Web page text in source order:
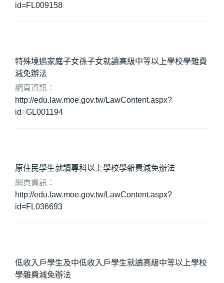
id=FL009158
特殊境遇家庭子女孫子女就讀高級中等以上學校學雜費
減免辦法
網頁資訊：
http://edu.law.moe.gov.tw/LawContent.aspx?
id=GL001194
原住民學生就讀專科以上學校學雜費減免辦法
網頁資訊：
http://edu.law.moe.gov.tw/LawContent.aspx?
id=FL036693
低收入戶學生及中低收入戶學生就讀高級中等以上學校
學雜費減免辦法